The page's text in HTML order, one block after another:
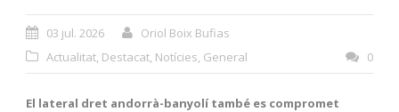
03 jul. 2026
Oriol Boix Bufias
Actualitat, Destacat, Notícies, General 0
El lateral dret andorrà-banyolí també es compromet